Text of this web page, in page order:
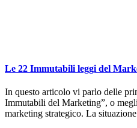
Le 22 Immutabili leggi del
In questo articolo vi parlo delle
Immutabili del Marketing”, o
marketing strategico. La